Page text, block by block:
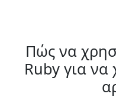
Πώς να
Ruby για να